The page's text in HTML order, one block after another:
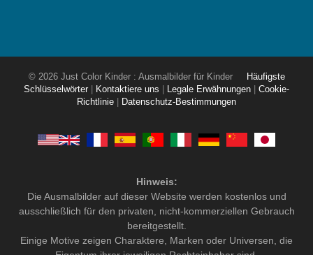
© 2026 Just Color Kinder : Ausmalbilder für Kinder
Häufigste
Schlüsselwörter
Kontaktiere uns Legale Erwähnungen
Cookie-
Richtlinie
Datenschutz-Bestimmungen
Hinweis:
Die Ausmalbilder auf dieser Website werden kostenlos und
ausschließlich für den privaten, nicht-kommerziellen Gebrauch
bereitgestellt.
Einige Motive zeigen Charaktere, Marken oder Universen, die